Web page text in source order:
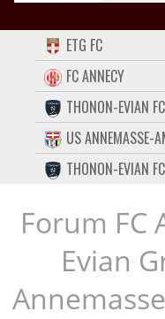
ACCUEIL
FORUM
CONTACT
FACEBOOK
TWITTER
INSTAGRAM
ETG FC
FC ANNECY
THONON-EVIAN FC
US ANNEMASSE-
THONON-EVIAN
Forum FC
Evian